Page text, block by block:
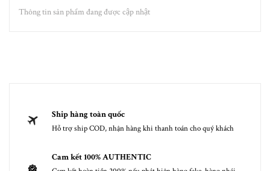
Thông tin sản phẩm đang được cập nhật
Ship hàng toàn quốc
Hỗ trợ ship COD, nhận hàng khi thanh toán cho quý khách
Cam kết 100% AUTHENTIC